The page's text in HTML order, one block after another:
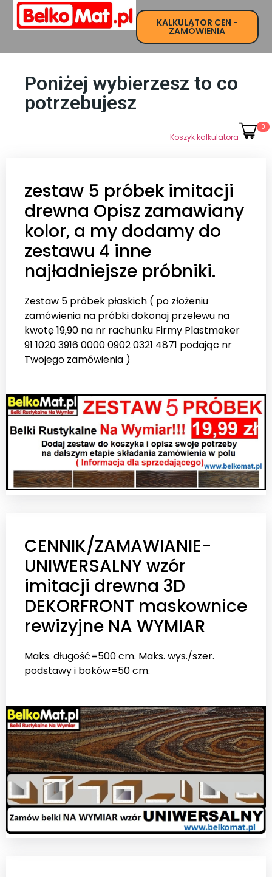
KALKULATOR CEN -
ZAMÓWIENIA
Poniżej wybierzesz to co
potrzebujesz
Koszyk kalkulatora
0
zestaw 5 próbek imitacji
drewna Opisz zamawiany
kolor, a my dodamy do
zestawu 4 inne
najładniejsze próbniki.
Zestaw 5 próbek płaskich ( po złożeniu
zamówienia na próbki dokonaj przelewu na
kwotę 19,90 na nr rachunku Firmy Plastmaker
91 1020 3916 0000 0902 0321 4871 podając nr
Twojego zamówienia )
CENNIK/ZAMAWIANIE-
UNIWERSALNY wzór
imitacji drewna 3D
DEKORFRONT maskownice
rewizyjne NA WYMIAR
Maks. długość=500 cm. Maks. wys./szer.
podstawy i boków=50 cm.